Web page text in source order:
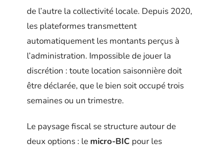
de l’autre la collectivité locale. Depuis 2020,
les plateformes transmettent
automatiquement les montants perçus à
l’administration. Impossible de jouer la
discrétion : toute location saisonnière doit
être déclarée, que le bien soit occupé trois
semaines ou un trimestre.
Le paysage fiscal se structure autour de
deux options : le micro-BIC pour les